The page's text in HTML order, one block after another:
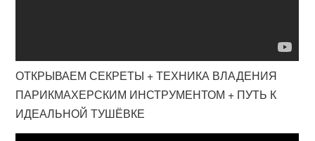
ОТКРЫВАЕМ СЕКРЕТЫ + ТЕХНИКА ВЛАДЕНИЯ
ПАРИКМАХЕРСКИМ ИНСТРУМЕНТОМ + ПУТЬ К
ИДЕАЛЬНОЙ ТУШЁВКЕ